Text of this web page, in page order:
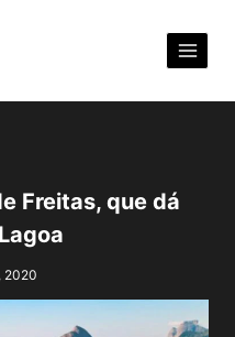
Freitas, que dá
2020